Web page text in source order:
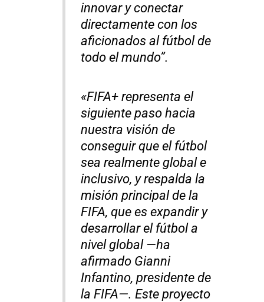
innovar y conectar
directamente con los
aficionados al fútbol de
todo el mundo”.
«FIFA+ representa el
siguiente paso hacia
nuestra visión de
conseguir que el fútbol
sea realmente global e
inclusivo, y respalda la
misión principal de la
FIFA, que es expandir y
desarrollar el fútbol a
nivel global —ha
afirmado Gianni
Infantino, presidente de
la FIFA—. Este proyecto